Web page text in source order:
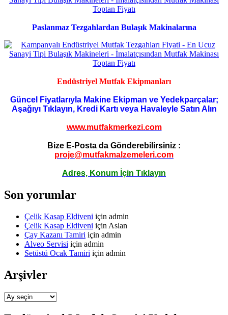
Paslanmaz Tezgahlardan Bulaşık Makinalarına
Endüstriyel Mutfak Ekipmanları
Güncel Fiyatlarıyla Makine Ekipman ve Yedekparçalar;
Aşağıyı Tıklayın, Kredi Kartı veya Havaleyle Satın Alın
www.mutfakmerkezi.com
Bize E-Posta da Gönderebilirsiniz :
proje@mutfakmalzemeleri.com
Adres, Konum İçin Tıklayın
Son yorumlar
Çelik Kasap Eldiveni için admin
Çelik Kasap Eldiveni için Aslan
Çay Kazanı Tamiri için admin
Alveo Servisi için admin
Setüstü Ocak Tamiri için admin
Arşivler
Arşivler